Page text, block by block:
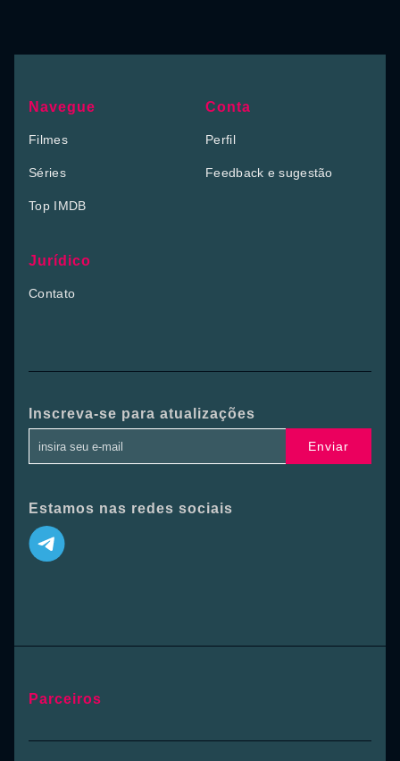
Navegue
Filmes
Séries
Top IMDB
Conta
Perfil
Feedback e sugestão
Jurídico
Contato
Inscreva-se para atualizações
Enviar
Estamos nas redes sociais
Parceiros